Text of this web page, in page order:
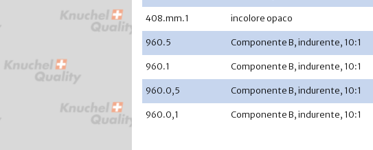
408.mm.1 incolore opaco
960.5 Componente B, indurente, 10:1
960.1 Componente B, indurente, 10:1
960.0,5 Componente B, indurente, 10:1
960.0,1 Componente B, indurente, 10:1